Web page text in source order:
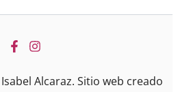
Alcaraz. Sitio web creado